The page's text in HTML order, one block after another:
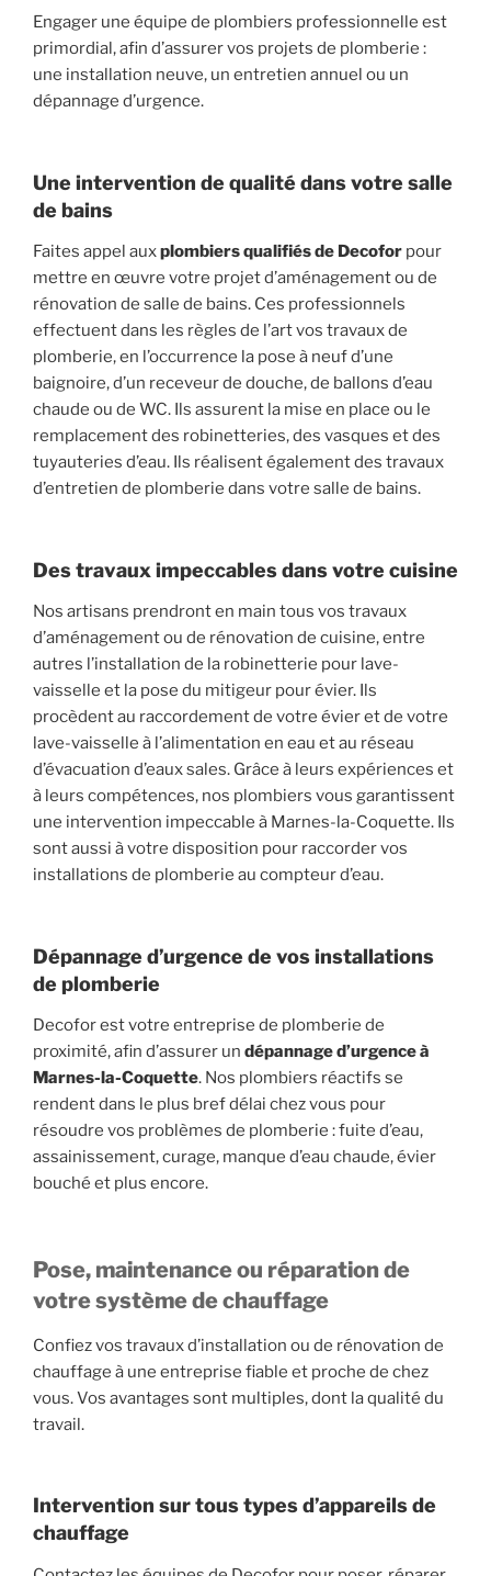
Engager une équipe de plombiers professionnelle est
primordial, afin d’assurer vos projets de plomberie :
une installation neuve, un entretien annuel ou un
dépannage d’urgence.
Une intervention de qualité dans votre salle
de bains
Faites appel auxplombiers qualifiés de Decofor pour
mettre en œuvre votre projet d’aménagement ou de
rénovation de salle de bains. Ces professionnels
effectuent dans les règles de l’art vos travaux de
plomberie, en l’occurrence la pose à neuf d’une
baignoire, d’un receveur de douche, de ballons d’eau
chaude ou de WC. Ils assurent la mise en place ou le
remplacement des robinetteries, des vasques et des
tuyauteries d’eau. Ils réalisent également des travaux
d’entretien de plomberie dans votre salle de bains.
Des travaux impeccables dans votre cuisine
Nos artisans prendront en main tous vos travaux
d’aménagement ou de rénovation de cuisine, entre
autres l’installation de la robinetterie pour lave-
vaisselle et la pose du mitigeur pour évier. Ils
procèdent au raccordement de votre évier et de votre
lave-vaisselle à l’alimentation en eau et au réseau
d’évacuation d’eaux sales. Grâce à leurs expériences et
à leurs compétences, nos plombiers vous garantissent
une intervention impeccable à Marnes-la-Coquette. Ils
sont aussi à votre disposition pour raccorder vos
installations de plomberie au compteur d’eau.
Dépannage d’urgence de vos installations
de plomberie
Decofor est votre entreprise de plomberie de
proximité, afin d’assurer un dépannage d’urgence à
Marnes-la-Coquette. Nos plombiers réactifs se
rendent dans le plus bref délai chez vous pour
résoudre vos problèmes de plomberie : fuite d’eau,
assainissement, curage, manque d’eau chaude, évier
bouché et plus encore.
Pose, maintenance ou réparation de
votre système de chauffage
Confiez vos travaux d’installation ou de rénovation de
chauffage à une entreprise fiable et proche de chez
vous. Vos avantages sont multiples, dont la qualité du
travail.
Intervention sur tous types d’appareils de
chauffage